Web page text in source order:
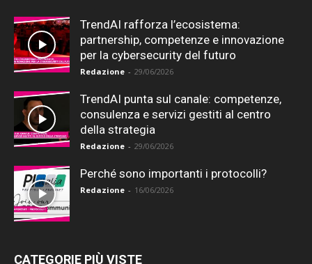
TrendAI rafforza l’ecosistema:
partnership, competenze e innovazione
per la cybersecurity del futuro
Redazione - 29/06/2026
TrendAI punta sul canale: competenze,
consulenza e servizi gestiti al centro
della strategia
Redazione - 29/06/2026
Perché sono importanti i protocolli?
Redazione - 16/06/2026
CATEGORIE PIÙ VISTE